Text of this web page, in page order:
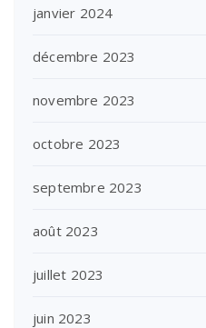
janvier 2024
décembre 2023
novembre 2023
octobre 2023
septembre 2023
août 2023
juillet 2023
juin 2023